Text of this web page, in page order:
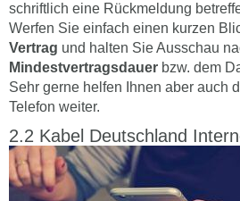
schriftlich eine Rückmeldung
Werfen Sie einfach einen kurzen
Vertrag und halten Sie Ausschau
Mindestvertragsdauer bzw. dem
Sehr gerne helfen Ihnen aber auch
Telefon weiter.
Kabel Deutschland